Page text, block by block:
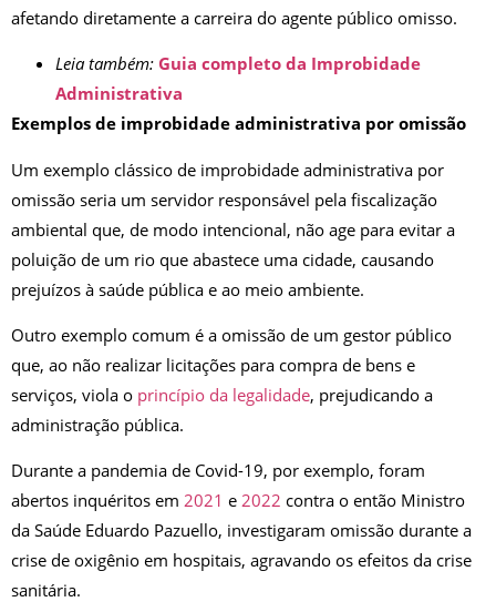
afetando diretamente a carreira do agente público omisso.
Leia também: Guia completo da Improbidade
Administrativa
Exemplos de improbidade administrativa por omissão
Um exemplo clássico de improbidade administrativa por
omissão seria um servidor responsável pela fiscalização
ambiental que, de modo intencional, não age para evitar a
poluição de um rio que abastece uma cidade, causando
prejuízos à saúde pública e ao meio ambiente.
Outro exemplo comum é a omissão de um gestor público
que, ao não realizar licitações para compra de bens e
serviços, viola o princípio da legalidade, prejudicando a
administração pública.
Durante a pandemia de Covid-19, por exemplo, foram
abertos inquéritos em 2021 e 2022 contra o então Ministro
da Saúde Eduardo Pazuello, investigaram omissão durante a
crise de oxigênio em hospitais, agravando os efeitos da crise
sanitária.